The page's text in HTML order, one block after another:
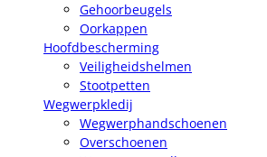
Gehoorbeugels
Oorkappen
Hoofdbescherming
Veiligheidshelmen
Stootpetten
Wegwerpkledij
Wegwerphandschoenen
Overschoenen